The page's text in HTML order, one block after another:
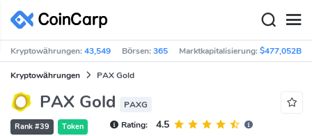
Kryptowährungen:43,549 Börsen:365 Marktkapitalisierung:$477,052B
Kryptowährungen PAX Gold
PAX Gold PAXG
Rank #39 Token Rating: 4.5